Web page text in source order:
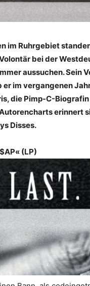
im Ruhrgebiet
bei der
aussuchen. Sein
er im vergangenen
die Pimp-C-
erinnert
Disses.
(LP)